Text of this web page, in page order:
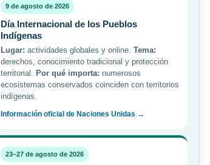
9 de agosto de 2026
Día Internacional de los Pueblos
Indígenas
Lugar: actividades globales y online. Tema:
derechos, conocimiento tradicional y protección
territorial. Por qué importa: numerosos
ecosistemas conservados coinciden con territorios
indígenas.
Información oficial de Naciones Unidas →
23–27 de agosto de 2026